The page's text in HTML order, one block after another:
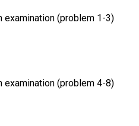
(problem 1-3)
(problem 4-8)